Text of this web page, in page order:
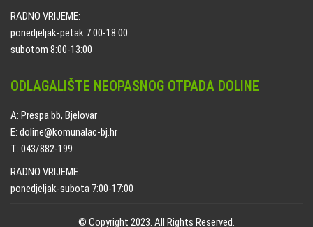
RADNO VRIJEME:
ponedjeljak-petak 7:00-18:00
subotom 8:00-13:00
ODLAGALIŠTE NEOPASNOG OTPADA DOLINE
A: Prespa bb, Bjelovar
E: doline@komunalac-bj.hr
T: 043/882-199
RADNO VRIJEME:
ponedjeljak-subota 7:00-17:00
© Copyright 2023. All Rights Reserved.